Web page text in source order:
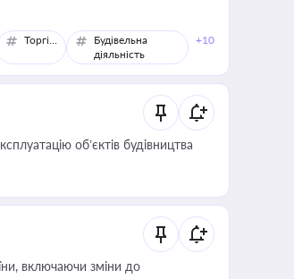
Торгівля
Будівельна
діяльність
+10
об’єктів будівництва
включаючи зміни до